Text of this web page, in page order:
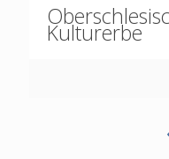
Kulturerbe